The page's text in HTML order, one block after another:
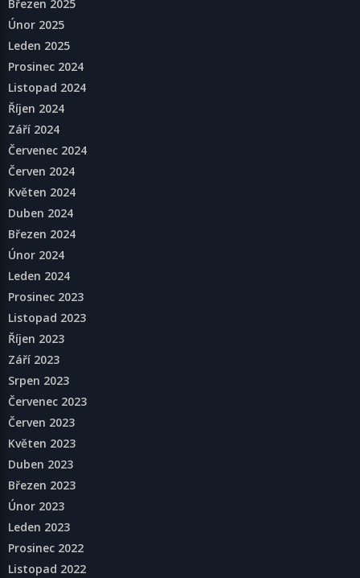
Březen 2025
Únor 2025
Leden 2025
Prosinec 2024
Listopad 2024
Říjen 2024
Září 2024
Červenec 2024
Červen 2024
Květen 2024
Duben 2024
Březen 2024
Únor 2024
Leden 2024
Prosinec 2023
Listopad 2023
Říjen 2023
Září 2023
Srpen 2023
Červenec 2023
Červen 2023
Květen 2023
Duben 2023
Březen 2023
Únor 2023
Leden 2023
Prosinec 2022
Listopad 2022